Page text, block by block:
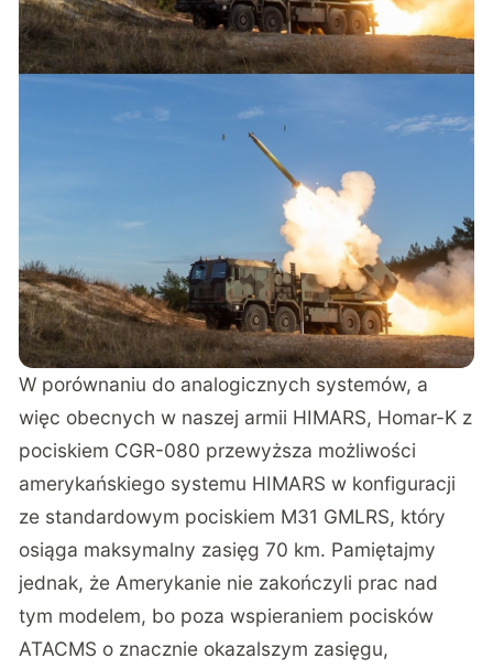
W porównaniu do analogicznych systemów, a
więc obecnych w naszej armii HIMARS, Homar-K z
pociskiem CGR-080 przewyższa możliwości
amerykańskiego systemu HIMARS w konfiguracji
ze standardowym pociskiem M31 GMLRS, który
osiąga maksymalny zasięg 70 km. Pamiętajmy
jednak, że Amerykanie nie zakończyli prac nad
tym modelem, bo poza wspieraniem pocisków
ATACMS o znacznie okazalszym zasięgu,